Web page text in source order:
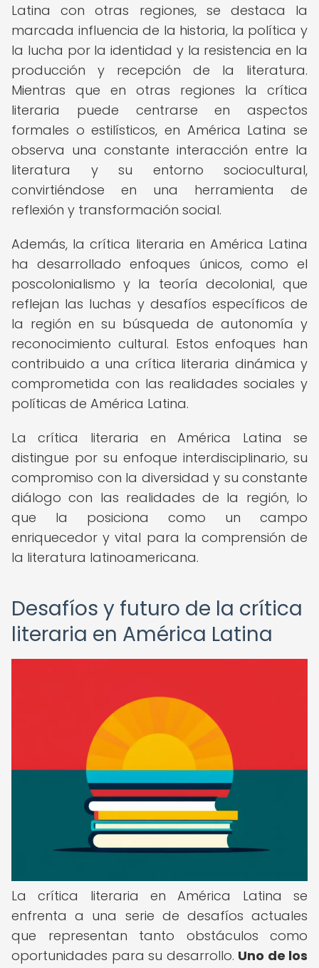
Latina con otras regiones, se destaca la
marcada influencia de la historia, la política y
la lucha por la identidad y la resistencia en la
producción y recepción de la literatura.
Mientras que en otras regiones la crítica
literaria puede centrarse en aspectos
formales o estilísticos, en América Latina se
observa una constante interacción entre la
literatura y su entorno sociocultural,
convirtiéndose en una herramienta de
reflexión y transformación social.
Además, la crítica literaria en América Latina
ha desarrollado enfoques únicos, como el
poscolonialismo y la teoría decolonial, que
reflejan las luchas y desafíos específicos de
la región en su búsqueda de autonomía y
reconocimiento cultural. Estos enfoques han
contribuido a una crítica literaria dinámica y
comprometida con las realidades sociales y
políticas de América Latina.
La crítica literaria en América Latina se
distingue por su enfoque interdisciplinario, su
compromiso con la diversidad y su constante
diálogo con las realidades de la región, lo
que la posiciona como un campo
enriquecedor y vital para la comprensión de
la literatura latinoamericana.
Desafíos y futuro de la crítica
literaria en América Latina
La crítica literaria en América Latina se
enfrenta a una serie de desafíos actuales
que representan tanto obstáculos como
oportunidades para su desarrollo. Uno de los